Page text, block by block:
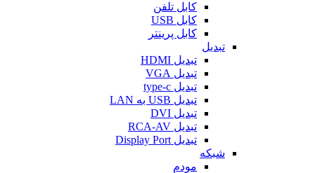
کابل تلفن
کابل USB
کابل پرینتر
تبدیل
تبدیل HDMI
تبدیل VGA
تبدیل type-c
تبدیل USB به LAN
تبدیل DVI
تبدیل RCA-AV
تبدیل Display Port
شبکه
مودم